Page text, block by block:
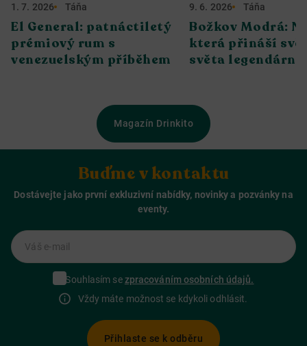
1. 7. 2026 Táňa
El General: patnáctiletý
prémiový rum s
venezuelským příběhem
9. 6. 2026 Táňa
Božkov Modrá:
která přináší
světa legendární
Magazín Drinkito
Buďme v kontaktu
Dostávejte jako první exkluzivní nabídky, novinky a pozvánky na
eventy.
Váš e-mail
Souhlasím sezpracováním osobních údajů.
Vždy máte možnost se kdykoli odhlásit.
Přihlaste se k odběru